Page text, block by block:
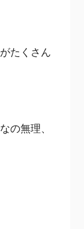
たくさん
の無理、